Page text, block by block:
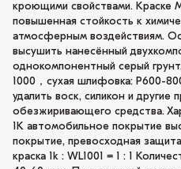
кроющими свойствами. Краске
повышенная стойкость к
атмосферным воздействиям.
высушить нанесённый
однокомпонентный серый
1000，сухая шлифовка: P600-
удалить воск, силикон и
обезжиривающего средства.
1K автомобильное покрытие
покрытие, превосходная
краска 1k : WL1001 = 1 : 1